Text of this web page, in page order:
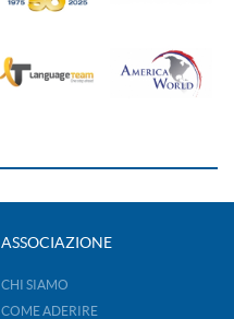
ASSOCIAZIONE
CHI SIAMO
COME ADERIRE